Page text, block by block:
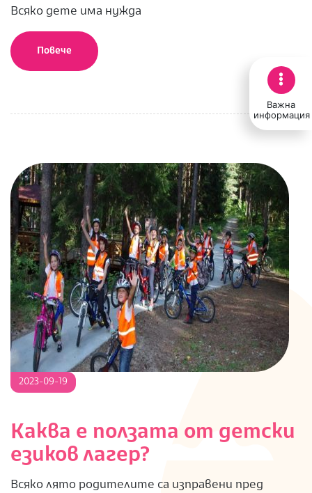
Важна
информация
Всяко дете има нужда
Повече
2023-
2023-09-19
Каква е ползата от детски
езиков лагер?
Всяко лято родителите са изправени пред